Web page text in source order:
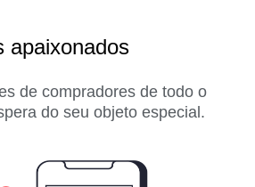
apaixonados
de compradores de todo o
do seu objeto especial.